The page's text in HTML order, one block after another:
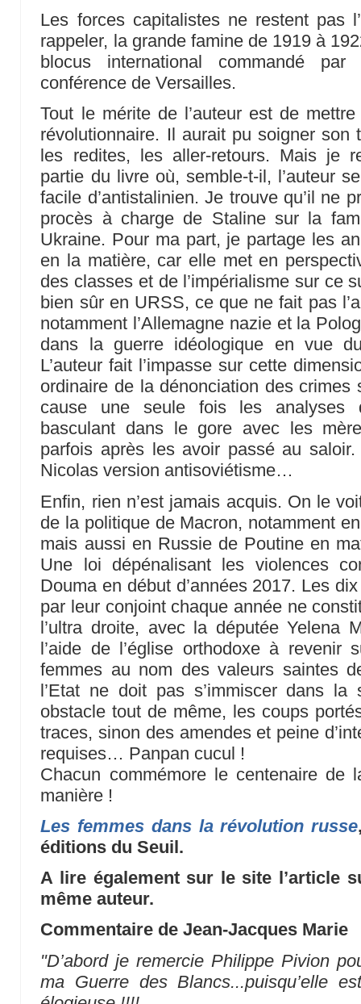
Les forces capitalistes ne restent pas
rappeler, la grande famine de 1919 à
blocus international commandé
conférence de Versailles.
Tout le mérite de l’auteur est de
révolutionnaire. Il aurait pu soigner son
les redites, les aller-retours. Mais je
partie du livre où, semble-t-il, l’auteur
facile d’antistalinien. Je trouve qu’il ne
procès à charge de Staline sur la
Ukraine. Pour ma part, je partage les
en la matière, car elle met en
des classes et de l’impérialisme sur ce
bien sûr en URSS, ce que ne fait pas
notamment l’Allemagne nazie et la
dans la guerre idéologique en vue
L’auteur fait l’impasse sur cette
ordinaire de la dénonciation des crimes
cause une seule fois les analyses
basculant dans le gore avec les
parfois après les avoir passé au
Nicolas version antisoviétisme…
Enfin, rien n’est jamais acquis. On le
de la politique de Macron, notamment
mais aussi en Russie de Poutine en
Une loi dépénalisant les violences
Douma en début d’années 2017. Les
par leur conjoint chaque année ne
l’ultra droite, avec la députée Yelena
l’aide de l’église orthodoxe à revenir
femmes au nom des valeurs saintes
l’Etat ne doit pas s’immiscer dans la
obstacle tout de même, les coups
traces, sinon des amendes et peine
requises… Panpan cucul !
Chacun commémore le centenaire de
manière !
Les femmes dans la révolution russe
éditions du Seuil.
A lire également sur le site l’article
même auteur.
Commentaire de Jean-Jacques Marie
"D’abord je remercie Philippe Pivion
ma Guerre des Blancs...puisqu’elle